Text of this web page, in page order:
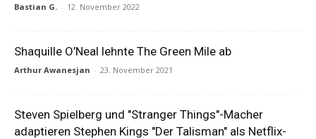
Bastian G. - 12. November 2022
Shaquille O’Neal lehnte The Green Mile ab
Arthur Awanesjan - 23. November 2021
Steven Spielberg und "Stranger Things"-Macher
adaptieren Stephen Kings "Der Talisman" als Netflix-